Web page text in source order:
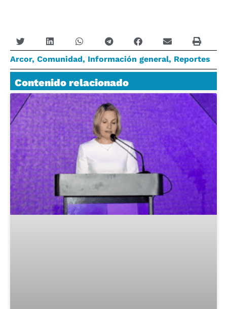
Arcor, Comunidad, Información general, Reportes
Contenido relacionado